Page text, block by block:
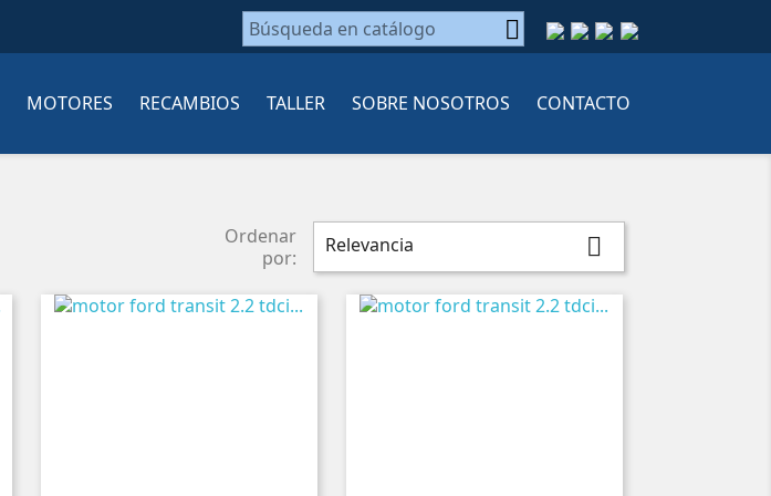

MOTORES RECAMBIOS TALLER SOBRE NOSOTROS CONTACTO
Ordenar
por:
Relevancia 